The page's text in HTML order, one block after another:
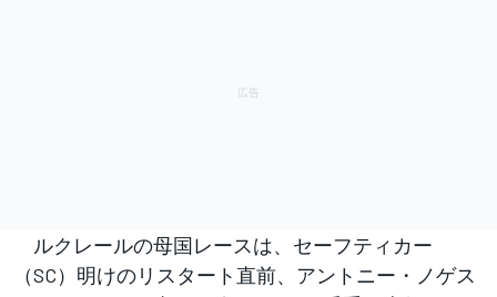
ルクレールの母国レースは、セーフティカー
（SC）明けのリスタート直前、アントニー・ノゲス